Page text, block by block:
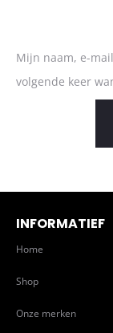
Mijn naam, e-
volgende keer
INFORMATIEF
Home
Shop
Onze merken